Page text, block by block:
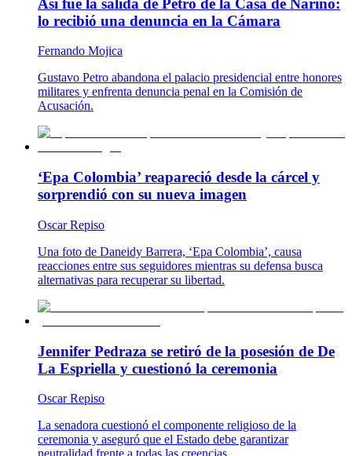
Así fue la salida de Petro de la Casa de Nariño:
lo recibió una denuncia en la Cámara
Fernando Mojica
Gustavo Petro abandona el palacio presidencial entre honores
militares y enfrenta denuncia penal en la Comisión de
Acusación.
‘Epa Colombia’ reapareció desde la cárcel y
sorprendió con su nueva imagen
Oscar Repiso
Una foto de Daneidy Barrera, ‘Epa Colombia’, causa
reacciones entre sus seguidores mientras su defensa busca
alternativas para recuperar su libertad.
Jennifer Pedraza se retiró de la posesión de De
La Espriella y cuestionó la ceremonia
Oscar Repiso
La senadora cuestionó el componente religioso de la
ceremonia y aseguró que el Estado debe garantizar